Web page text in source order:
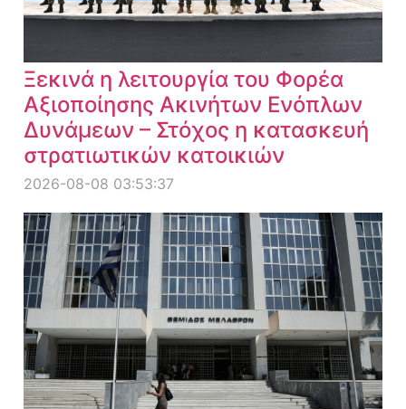
Ξεκινά η λειτουργία του Φορέα
Αξιοποίησης Ακινήτων Ενόπλων
Δυνάμεων – Στόχος η κατασκευή
στρατιωτικών κατοικιών
2026-08-08 03:53:37